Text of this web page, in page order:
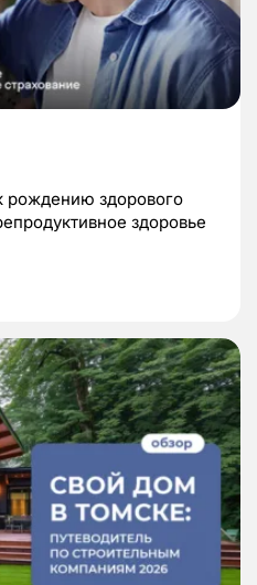
рождению здорового
здоровье